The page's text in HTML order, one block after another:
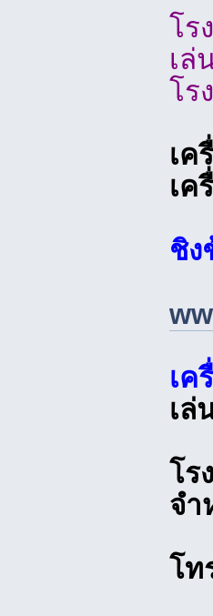
โร
เล่
โร
เค
เค
ชิง
เค
เล่
โร
จำ
โ